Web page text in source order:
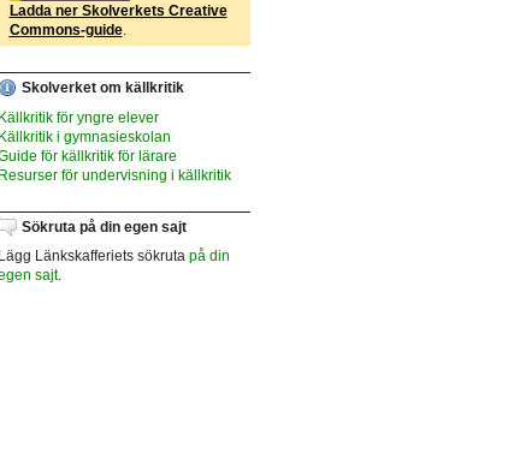
Ladda ner Skolverkets Creative
Commons-guide.
Skolverket om källkritik
Källkritik för yngre elever
Källkritik i gymnasieskolan
för källkritik för lärare
Resurser för undervisning i källkritik
Sökruta på din egen sajt
Lägg Länkskafferiets sökruta på din
sajt.